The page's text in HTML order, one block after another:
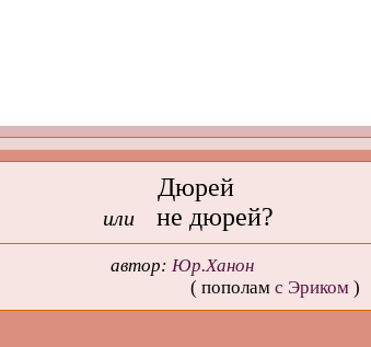
Дюрей
или не дюрей?
автор: Юр.Ханон
( пополам с Эриком )